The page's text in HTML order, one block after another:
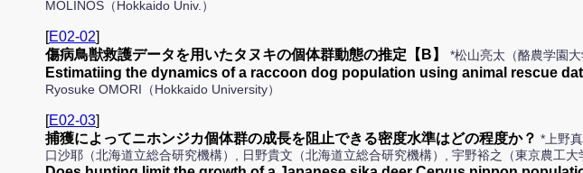
MOLINOS（Hokkaido Univ.）
[E02-02]
傷病鳥獣救護データを用いたタヌキの個体群動態の推定【B】
*松山亮太（酪農学園
Estimatiing the dynamics of a raccoon dog population using animal rescue
Ryosuke OMORI（Hokkaido University）
[E02-03]
捕獲によってニホンジカ個体群の成長を阻止できる密度水準はどの程度か？ *上野
口沙耶（北海道立総合研究機構）, 日野貴文（北海道立総合研究機構）, 宇野裕之（東京農工大